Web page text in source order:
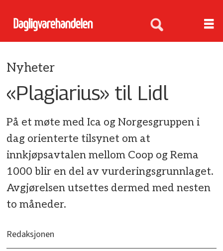
Nyheter
«Plagiarius» til Lidl
På et møte med Ica og Norgesgruppen i
dag orienterte tilsynet om at
innkjøpsavtalen mellom Coop og Rema
1000 blir en del av vurderingsgrunnlaget.
Avgjørelsen utsettes dermed med nesten
to måneder.
Redaksjonen